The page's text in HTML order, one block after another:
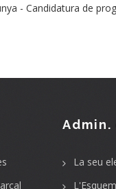
- Candidatura de
La seu